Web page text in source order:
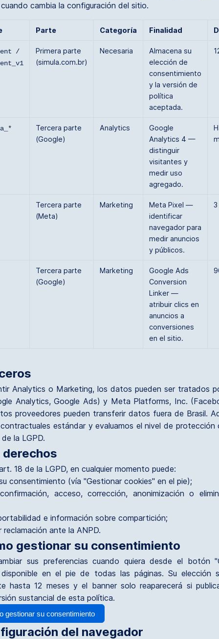
cambia la configuración del sitio.
Parte Categoría Finalidad
/
Primera parte
(simula.com.br)
Necesaria
Almacena su
elección de
consentimiento
y la versión de
política
aceptada.
Tercera parte
(Google)
Analytics
Google
Analytics 4 —
distinguir
visitantes y
medir uso
agregado.
Tercera parte
(Meta)
Marketing
Meta Pixel —
identificar
navegador para
medir anuncios
y públicos.
Tercera parte
(Google)
Marketing
Google Ads
Conversion
Linker —
atribuir clics en
anuncios a
conversiones
en el sitio.
Analytics o Marketing, los datos pueden ser tratados
Analytics, Google Ads) y Meta Platforms, Inc.
proveedores pueden transferir datos fuera de Brasil.
contractuales estándar y evaluamos el nivel de protección
la LGPD.
derechos
18 de la LGPD, en cualquier momento puede:
consentimiento (vía "Gestionar cookies" en el pie);
acceso, corrección, anonimización o
e información sobre compartición;
reclamación ante la ANPD.
gestionar su consentimiento
sus preferencias cuando quiera desde el botón
en el pie de todas las páginas. Su elección
hasta 12 meses y el banner solo reaparecerá si
sustancial de esta política.
gestionar su consentimiento
del navegador